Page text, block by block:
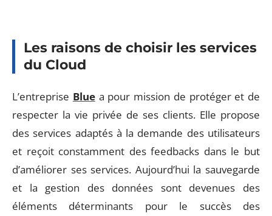
Les raisons de choisir les services
du Cloud
L’entreprise Blue a pour mission de protéger et de
respecter la vie privée de ses clients. Elle propose
des services adaptés à la demande des utilisateurs
et reçoit constamment des feedbacks dans le but
d’améliorer ses services. Aujourd’hui la sauvegarde
et la gestion des données sont devenues des
éléments déterminants pour le succès des